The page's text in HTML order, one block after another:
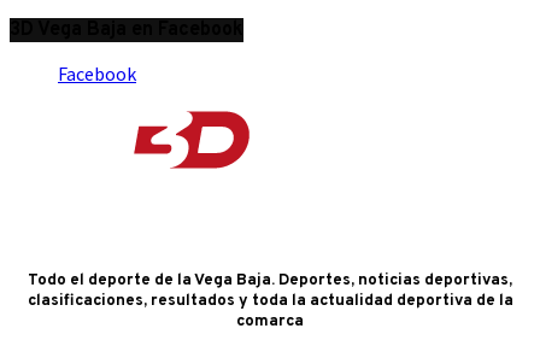
Facebook
Todo el deporte de la Vega Baja. Deportes, noticias deportivas,
clasificaciones, resultados y toda la actualidad deportiva de la
comarca